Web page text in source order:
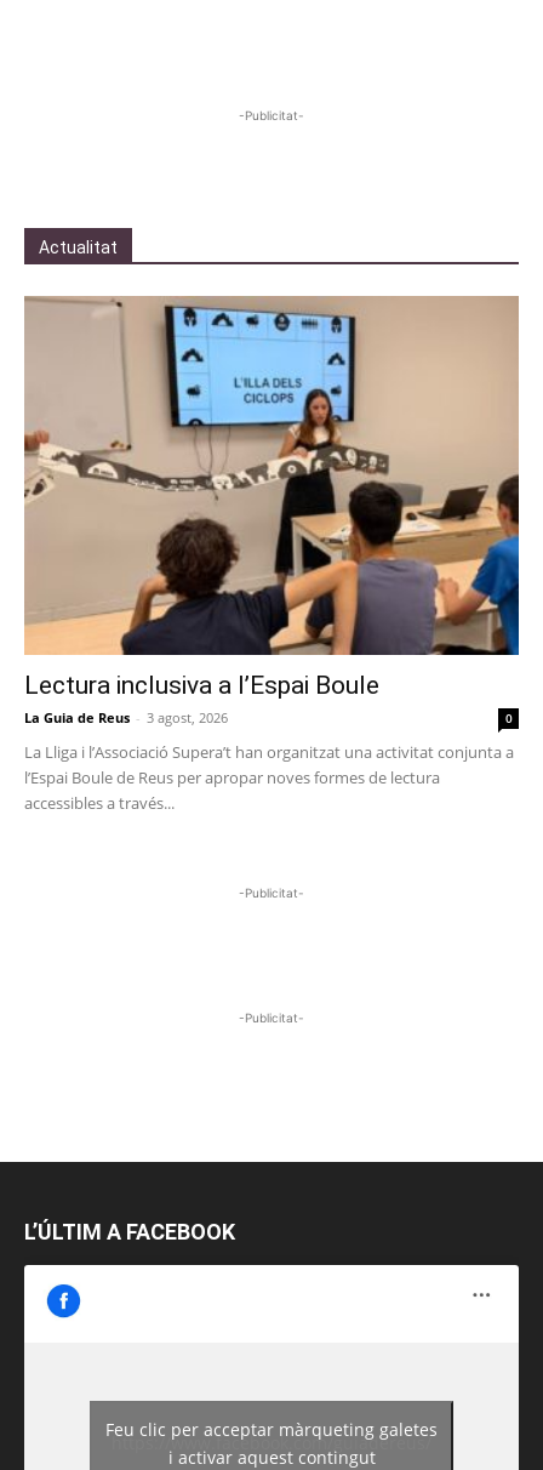
-Publicitat-
Actualitat
Lectura inclusiva a l’Espai Boule
La Guia de Reus - 3 agost, 2026 0
La Lliga i l’Associació Supera’t han organitzat una activitat conjunta a
l’Espai Boule de Reus per apropar noves formes de lectura
accessibles a través...
-Publicitat-
-Publicitat-
L’ÚLTIM A FACEBOOK
https://www.facebook.com/guiadereus/
Feu clic per acceptar màrqueting galetes
i activar aquest contingut